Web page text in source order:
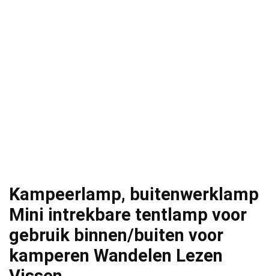
Kampeerlamp, buitenwerklamp
Mini intrekbare tentlamp voor
gebruik binnen/buiten voor
kamperen Wandelen Lezen